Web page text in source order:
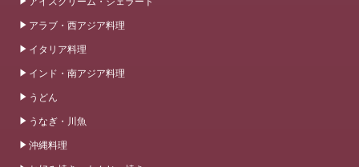
アラブ・西アジア料理
イタリア料理
インド・南アジア料理
うどん
うなぎ・川魚
沖縄料理